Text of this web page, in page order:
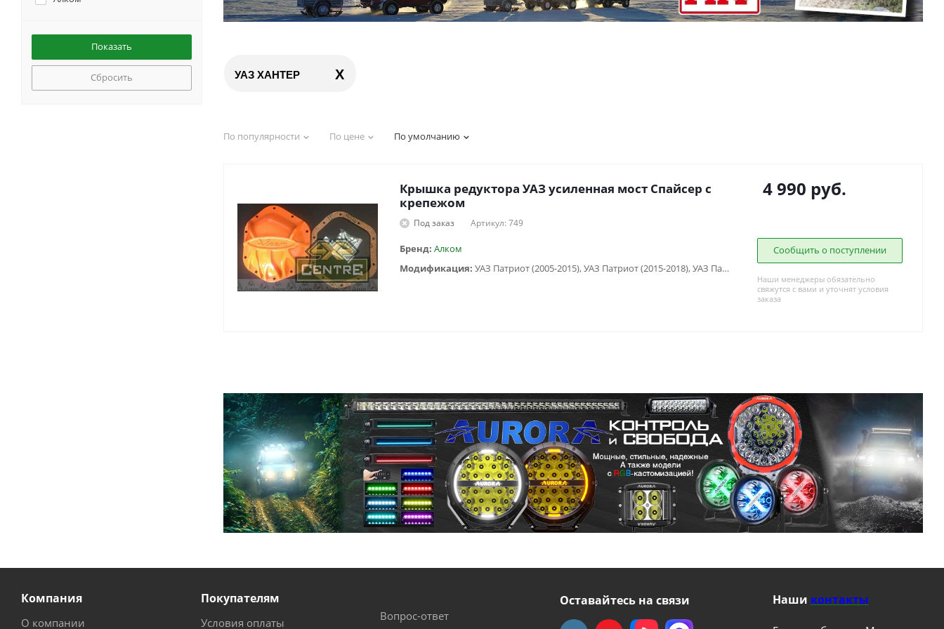
УАЗ ХАНТЕР X
По популярности По цене По умолчанию
Крышка редуктора УАЗ усиленная мост Спайсер с
крепежом
Под заказ Артикул: 749
Бренд: Алком
Модификация:
УАЗ Патриот (2005-2015), УАЗ Патриот (2015-2018), УАЗ Патриот пикап (2008-...), УАЗ Хантер (2003-...)
4 990 руб.
Сообщить о поступлении
Наши менеджеры обязательно
свяжутся с вами и уточнят условия
заказа
Сбросить
Компания
О компании
Покупателям
Условия оплаты
Вопрос-ответ
Оставайтесь на связи Наши контакты